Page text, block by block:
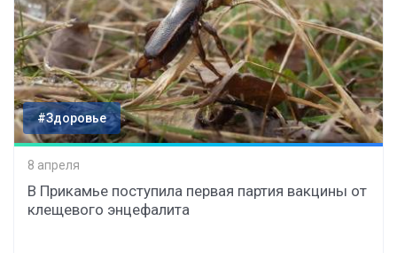
#Здоровье
8 апреля
В Прикамье поступила первая партия вакцины от
клещевого энцефалита